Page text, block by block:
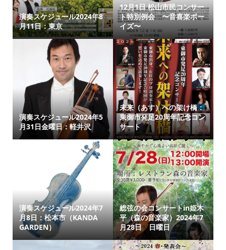
演奏スケジュール2024年8
月11日：東京
12月1日 松山市民コンサー
ト特別例会 〜音喜楽ボー
イズ〜
演奏スケジュール2024年5
月31日金曜日：軽井沢
未来（あす）への架け橋：
東御市発足20周年記念コン
サート
演奏スケジュール2024年7
月8日：松本市（KANDA
GARDEN）
総弦の会コンサートin姫木
平（森の音楽家）2024年7
月28日 日曜日